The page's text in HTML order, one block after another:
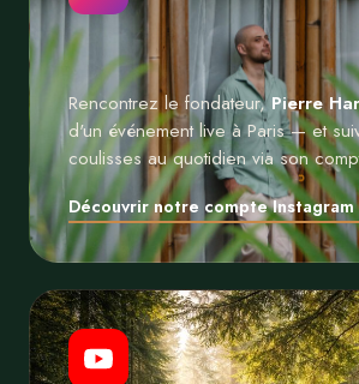
Rencontrez le fondateur,Pierre
d'un événement live à Paris — et
coulisses au quotidien via son
Découvrir notre compte